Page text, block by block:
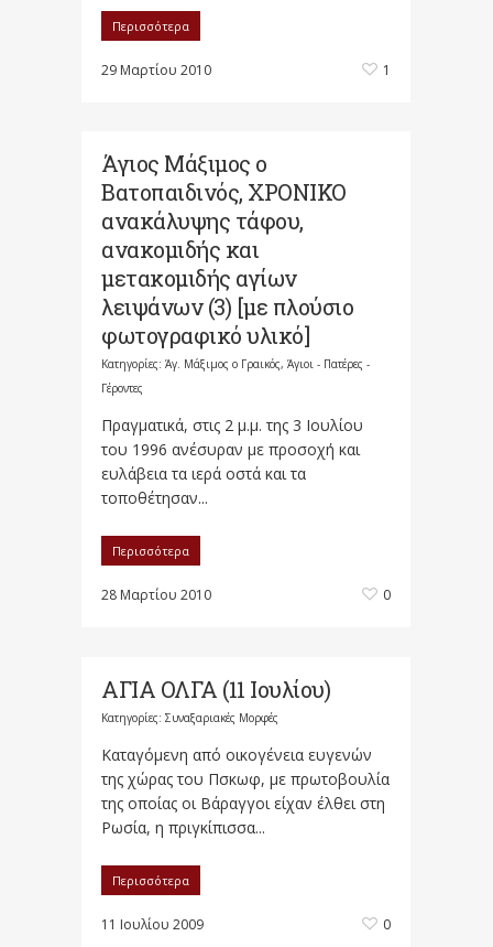
Περισσότερα
29 Μαρτίου 2010 1
Άγιος Μάξιμος ο
Βατοπαιδινός, ΧΡΟΝΙΚΟ
ανακάλυψης τάφου,
ανακομιδής και
μετακομιδής αγίων
λειψάνων (3) [με πλούσιο
φωτογραφικό υλικό]
Κατηγορίες: Άγ. Μάξιμος ο Γραικός, Άγιοι - Πατέρες -
Γέροντες
Πραγματικά, στις 2 μ.μ. της 3 Ιουλίου
του 1996 ανέσυραν με προσοχή και
ευλάβεια τα ιερά οστά και τα
τοποθέτησαν...
Περισσότερα
28 Μαρτίου 2010 0
ΑΓΙΑ ΟΛΓΑ (11 Ιουλίου)
Κατηγορίες: Συναξαριακές Μορφές
Καταγόμενη από οικογένεια ευγενών
της χώρας του Πσκωφ, με πρωτοβουλία
της οποίας οι Βάραγγοι είχαν έλθει στη
Ρωσία, η πριγκίπισσα...
Περισσότερα
11 Ιουλίου 2009 0